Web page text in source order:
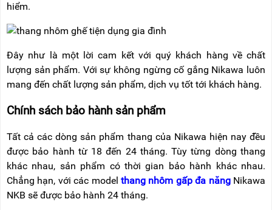
hiểm.
Đây như là một lời cam kết với quý khách hàng về chất
lượng sản phẩm. Với sự không ngừng cố gắng Nikawa luôn
mang đến chất lượng sản phẩm, dịch vụ tốt tới khách hàng.
Chính sách bảo hành sản phẩm
Tất cả các dòng sản phẩm thang của Nikawa hiện nay đều
được bảo hành từ 18 đến 24 tháng. Tùy từng dòng thang
khác nhau, sản phẩm có thời gian bảo hành khác nhau.
Chẳng hạn, với các model thang nhôm gấp đa năngNikawa
NKB sẽ được bảo hành 24 tháng.